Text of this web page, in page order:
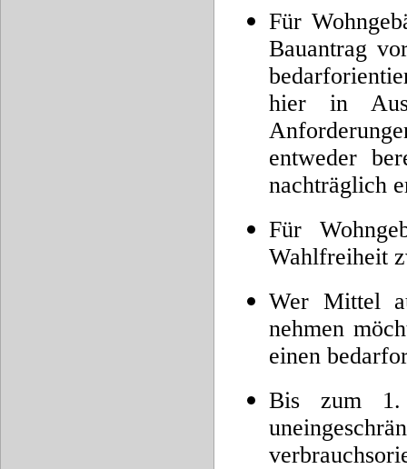
Für
Bauantrag
hier in
entweder
nachträglich
Für
Wahlfreiheit
Wer Mittel
nehmen
einen
Bis zum